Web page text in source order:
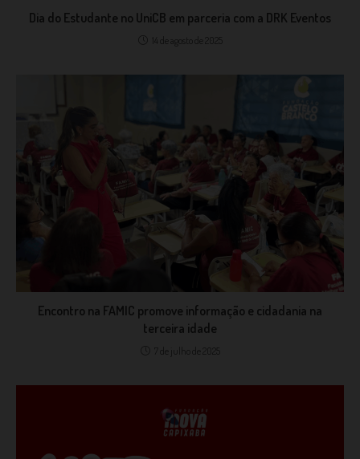
Dia do Estudante no UniCB em parceria com a DRK Eventos
14 de agosto de 2025
Encontro na FAMIC promove informação e cidadania na
terceira idade
7 de julho de 2025